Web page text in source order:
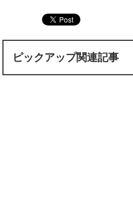
ピックアップ関連記事